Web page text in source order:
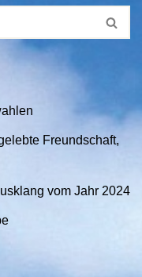
Freundschaft,
vom Jahr 2024